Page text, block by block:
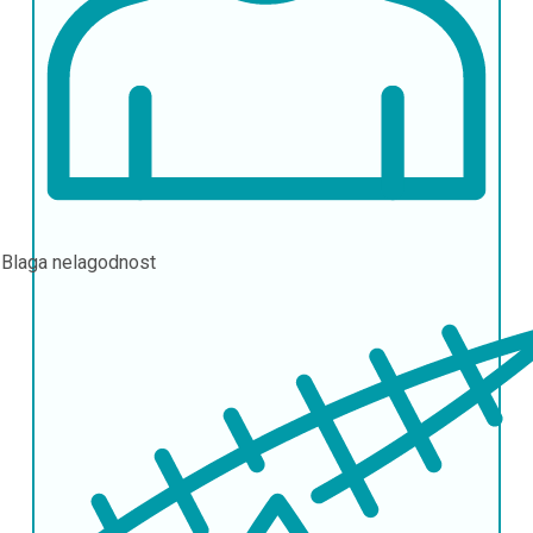
Blaga nelagodnost